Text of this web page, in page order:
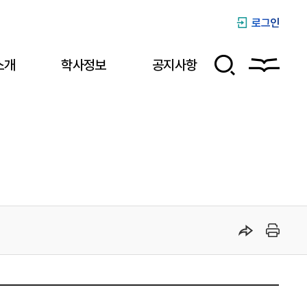
로그인
학사정보 공지사항